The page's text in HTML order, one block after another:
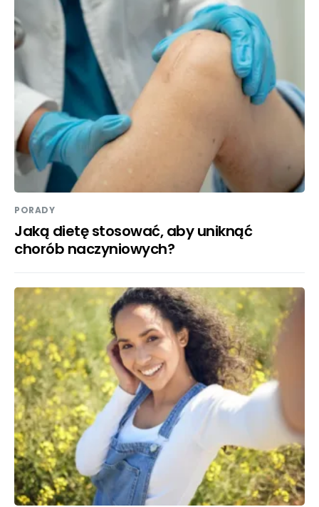
PORADY
Jaką dietę stosować, aby uniknąć
chorób naczyniowych?